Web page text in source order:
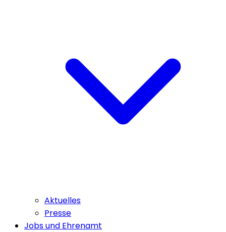
Aktuelles
Presse
Jobs und Ehrenamt